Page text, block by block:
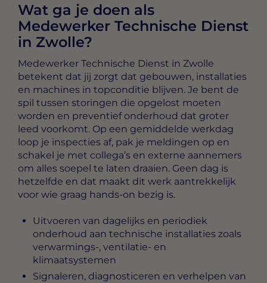
Wat ga je doen als
Medewerker Technische Dienst
in Zwolle?
Medewerker Technische Dienst in Zwolle
betekent dat jij zorgt dat gebouwen, installaties
en machines in topconditie blijven. Je bent de
spil tussen storingen die opgelost moeten
worden en preventief onderhoud dat groter
leed voorkomt. Op een gemiddelde werkdag
loop je inspecties af, pak je meldingen op en
schakel je met collega’s en externe aannemers
om alles soepel te laten draaien. Geen dag is
hetzelfde en dat maakt dit werk aantrekkelijk
voor wie graag hands-on bezig is.
Uitvoeren van dagelijks en periodiek
onderhoud aan technische installaties zoals
verwarmings-, ventilatie- en
klimaatsystemen
Signaleren, diagnosticeren en verhelpen van